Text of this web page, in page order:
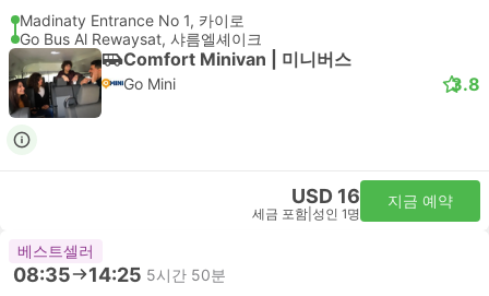
Madinaty Entrance No 1, 카이로
Go Bus Al Rewaysat, 샤름엘셰이크
Comfort Minivan | 미니버스
Go Mini 3.8
USD 16
세금 포함 성인 1명
지금 예약
베스트셀러
08:35 14:25 5시간 50분